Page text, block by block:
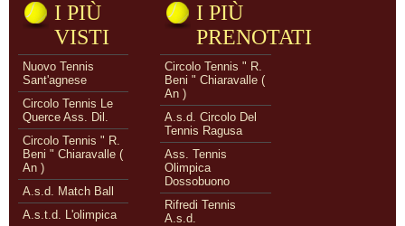
I PIÙ
VISTI
Nuovo Tennis
Sant'agnese
Circolo Tennis Le
Querce Ass. Dil.
Circolo Tennis " R.
Beni " Chiaravalle (
An )
A.s.d. Match Ball
A.s.t.d. L'olimpica
I PIÙ
PRENOTATI
Circolo Tennis " R.
Beni " Chiaravalle (
An )
A.s.d. Circolo Del
Tennis Ragusa
Ass. Tennis
Olimpica
Dossobuono
Rifredi Tennis
A.s.d.